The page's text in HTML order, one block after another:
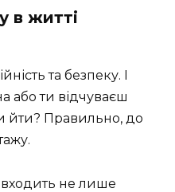
в житті
та безпеку. І
або ти відчуваєш
йти? Правильно, до
не лише